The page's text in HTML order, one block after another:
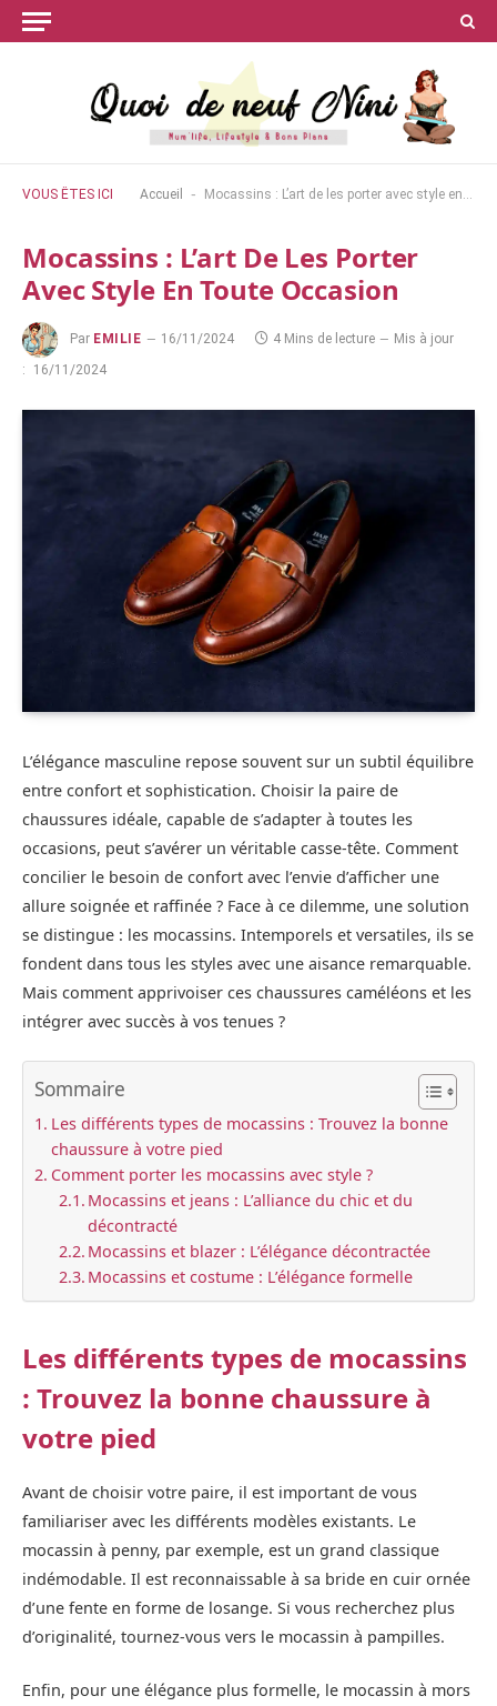
VOUS ÊTES ICI Accueil - Mocassins : L’art de les porter avec style en toute occasion
Mocassins : L’art De Les Porter
Avec Style En Toute Occasion
Par EMILIE 16/11/2024 4 Mins de lecture
Mis à jour
:
16/11/2024
L’élégance masculine repose souvent sur un subtil équilibre
entre confort et sophistication. Choisir la paire de
chaussures idéale, capable de s’adapter à toutes les
occasions, peut s’avérer un véritable casse-tête. Comment
concilier le besoin de confort avec l’envie d’afficher une
allure soignée et raffinée ? Face à ce dilemme, une solution
se distingue : les mocassins. Intemporels et versatiles, ils se
fondent dans tous les styles avec une aisance remarquable.
Mais comment apprivoiser ces chaussures caméléons et les
intégrer avec succès à vos tenues ?
Sommaire
Les différents types de mocassins : Trouvez la bonne
chaussure à votre pied
Comment porter les mocassins avec style ?
Mocassins et jeans : L’alliance du chic et du
décontracté
Mocassins et blazer : L’élégance décontractée
Mocassins et costume : L’élégance formelle
Les différents types de mocassins
: Trouvez la bonne chaussure à
votre pied
Avant de choisir votre paire, il est important de vous
familiariser avec les différents modèles existants. Le
mocassin à penny, par exemple, est un grand classique
indémodable. Il est reconnaissable à sa bride en cuir ornée
d’une fente en forme de losange. Si vous recherchez plus
d’originalité, tournez-vous vers le mocassin à pampilles.
Enfin, pour une élégance plus formelle, le mocassin à mors